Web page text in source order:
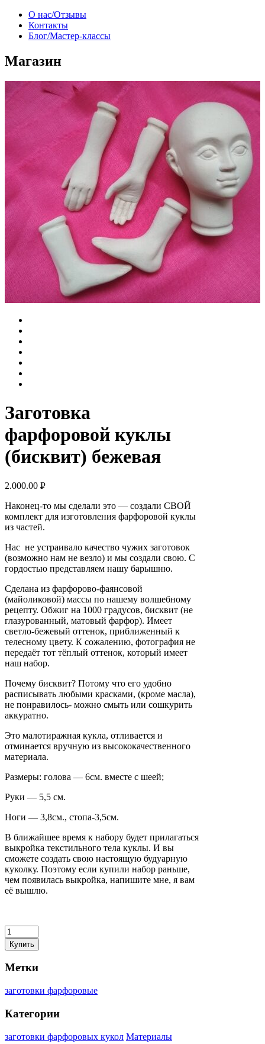
О нас/Отзывы
Контакты
Блог/Мастер-классы
Магазин
Заготовка
фарфоровой куклы
(бисквит) бежевая
2.000.00 Р
Наконец-то мы сделали это — создали СВОЙ
комплект для изготовления фарфоровой куклы
из частей.
Нас не устраивало качество чужих заготовок
(возможно нам не везло) и мы создали свою. С
гордостью представляем нашу барышню.
Сделана из фарфорово-фаянсовой
(майоликовой) массы по нашему волшебному
рецепту. Обжиг на 1000 градусов, бисквит (не
глазурованный, матовый фарфор). Имеет
светло-бежевый оттенок, приближенный к
телесному цвету. К сожалению, фотография не
передаёт тот тёплый оттенок, который имеет
наш набор.
Почему бисквит? Потому что его удобно
расписывать любыми красками, (кроме масла),
не понравилось- можно смыть или сошкурить
аккуратно.
Это малотиражная кукла, отливается и
отминается вручную из высококачественного
материала.
Размеры: голова — 6см. вместе с шеей;
Руки — 5,5 см.
Ноги — 3,8см., стопа-3,5см.
В ближайшее время к набору будет прилагаться
выкройка текстильного тела куклы. И вы
сможете создать свою настоящую будуарную
куколку. Поэтому если купили набор раньше,
чем появилась выкройка, напишите мне, я вам
её вышлю.
Купить
Метки
заготовки фарфоровые
Категории
заготовки фарфоровых кукол Материалы